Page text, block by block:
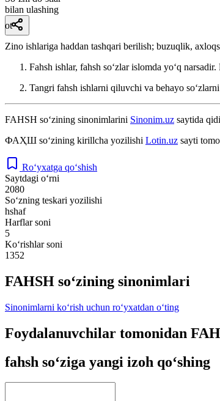
bilan ulashing
ot
Zino ishlariga haddan tashqari berilish; buzuqlik,
Fahsh ishlar, fahsh soʻzlar islomda yoʻq narsadir.
Tangri fahsh ishlarni qiluvchi va behayo
FAHSH so‘zining sinonimlarini Sinonim.uz saytida
ФАҲШ so‘zining kirillcha yozilishi Lotin.uz sayti
Ro‘yxatga qo‘shish
Saytdagi o‘rni
2080
So‘zning teskari yozilishi
hshaf
Harflar soni
5
Ko‘rishlar soni
1352
FAHSH so‘zining sinonimlari
Sinonimlarni ko‘rish uchun ro‘yxatdan o‘ting
Foydalanuvchilar tomonidan
fahsh so‘ziga yangi izoh qo‘shing